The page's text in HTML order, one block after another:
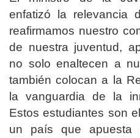
enfatizó la relevancia
reafirmamos nuestro
de nuestra juventud,
no solo enaltecen a
también colocan a la
la vanguardia de la
Estos estudiantes son
un país que apuesta